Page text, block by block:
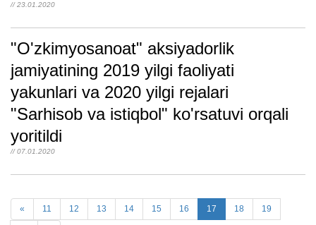
// 23.01.2020
"O'zkimyosanoat" aksiyadorlik
jamiyatining 2019 yilgi faoliyati
yakunlari va 2020 yilgi rejalari
"Sarhisob va istiqbol" ko'rsatuvi orqali
yoritildi
// 07.01.2020
« 11 12 13 14 15 16 17 18 19